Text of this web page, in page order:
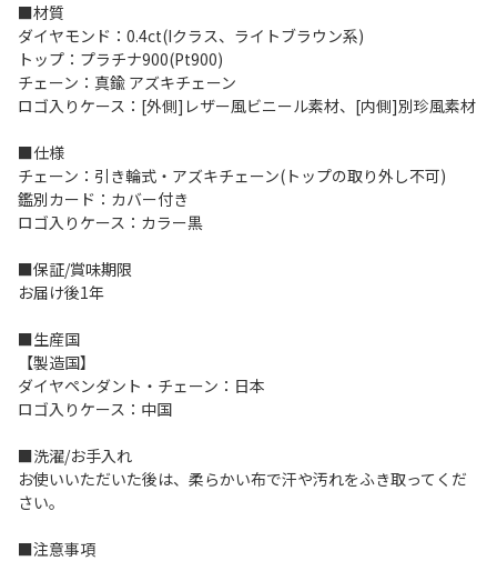
■材質
ダイヤモンド：0.4ct(Iクラス、ライトブラウン系)
トップ：プラチナ900(Pt900)
チェーン：真鍮 アズキチェーン
ロゴ入りケース：[外側]レザー風ビニール素材、[内側]別珍風素材
■仕様
チェーン：引き輪式・アズキチェーン(トップの取り外し不可)
鑑別カード：カバー付き
ロゴ入りケース：カラー黒
■保証/賞味期限
お届け後1年
■生産国
【製造国】
ダイヤペンダント・チェーン：日本
ロゴ入りケース：中国
■洗濯/お手入れ
お使いいただいた後は、柔らかい布で汗や汚れをふき取ってくだ
さい。
■注意事項